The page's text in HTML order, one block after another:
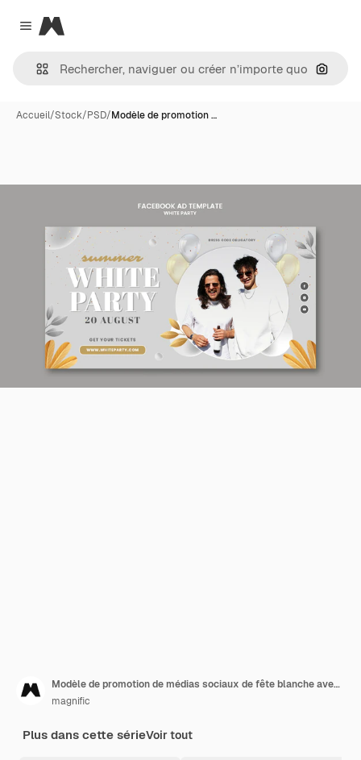
Close menu
Magnific
Accueil/Stock/PSD/Modèle de promotion …
Modèle de promotion de médias sociaux de fête blanche avec des ballons et des feuilles
magnific
Plus dans cette sérieVoir tout